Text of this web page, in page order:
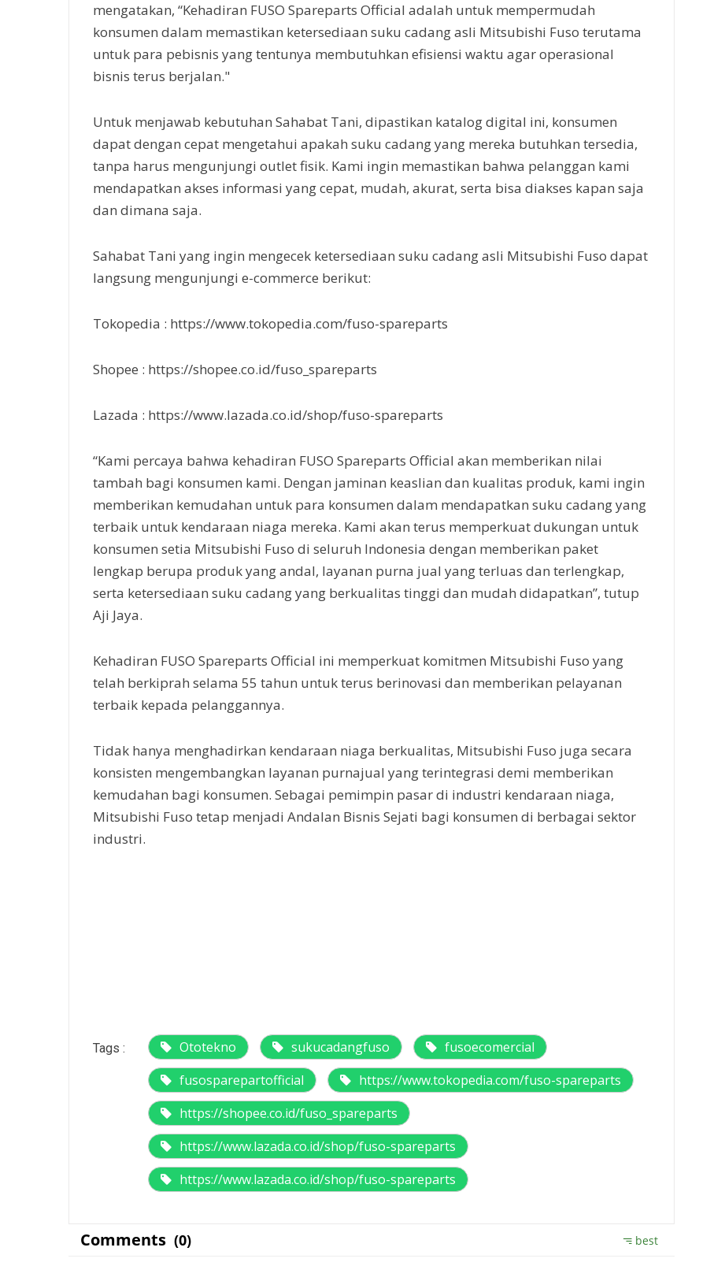
mengatakan, “Kehadiran FUSO Spareparts Official adalah untuk mempermudah
konsumen dalam memastikan ketersediaan suku cadang asli Mitsubishi Fuso terutama
untuk para pebisnis yang tentunya membutuhkan efisiensi waktu agar operasional
bisnis terus berjalan."
Untuk menjawab kebutuhan Sahabat Tani, dipastikan katalog digital ini, konsumen
dapat dengan cepat mengetahui apakah suku cadang yang mereka butuhkan tersedia,
tanpa harus mengunjungi outlet fisik. Kami ingin memastikan bahwa pelanggan kami
mendapatkan akses informasi yang cepat, mudah, akurat, serta bisa diakses kapan saja
dan dimana saja.
Sahabat Tani yang ingin mengecek ketersediaan suku cadang asli Mitsubishi Fuso dapat
langsung mengunjungi e-commerce berikut:
Tokopedia : https://www.tokopedia.com/fuso-spareparts
Shopee : https://shopee.co.id/fuso_spareparts
Lazada : https://www.lazada.co.id/shop/fuso-spareparts
“Kami percaya bahwa kehadiran FUSO Spareparts Official akan memberikan nilai
tambah bagi konsumen kami. Dengan jaminan keaslian dan kualitas produk, kami ingin
memberikan kemudahan untuk para konsumen dalam mendapatkan suku cadang yang
terbaik untuk kendaraan niaga mereka. Kami akan terus memperkuat dukungan untuk
konsumen setia Mitsubishi Fuso di seluruh Indonesia dengan memberikan paket
lengkap berupa produk yang andal, layanan purna jual yang terluas dan terlengkap,
serta ketersediaan suku cadang yang berkualitas tinggi dan mudah didapatkan”, tutup
Aji Jaya.
Kehadiran FUSO Spareparts Official ini memperkuat komitmen Mitsubishi Fuso yang
telah berkiprah selama 55 tahun untuk terus berinovasi dan memberikan pelayanan
terbaik kepada pelanggannya.
Tidak hanya menghadirkan kendaraan niaga berkualitas, Mitsubishi Fuso juga secara
konsisten mengembangkan layanan purnajual yang terintegrasi demi memberikan
kemudahan bagi konsumen. Sebagai pemimpin pasar di industri kendaraan niaga,
Mitsubishi Fuso tetap menjadi Andalan Bisnis Sejati bagi konsumen di berbagai sektor
industri.
Tags : Ototekno sukucadangfuso
fusoecomercial
fusosparepartofficial
https://www.tokopedia.com/fuso-spareparts
https://shopee.co.id/fuso_spareparts
https://www.lazada.co.id/shop/fuso-spareparts
https://www.lazada.co.id/shop/fuso-spareparts